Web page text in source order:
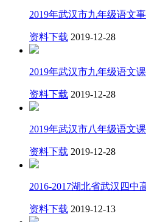
2019年武汉市九年级语文
资料下载 2019-12-28
2019年武汉市九年级语文
资料下载 2019-12-28
2019年武汉市八年级语文
资料下载 2019-12-28
2016-2017湖北省武汉四中
资料下载 2019-12-13